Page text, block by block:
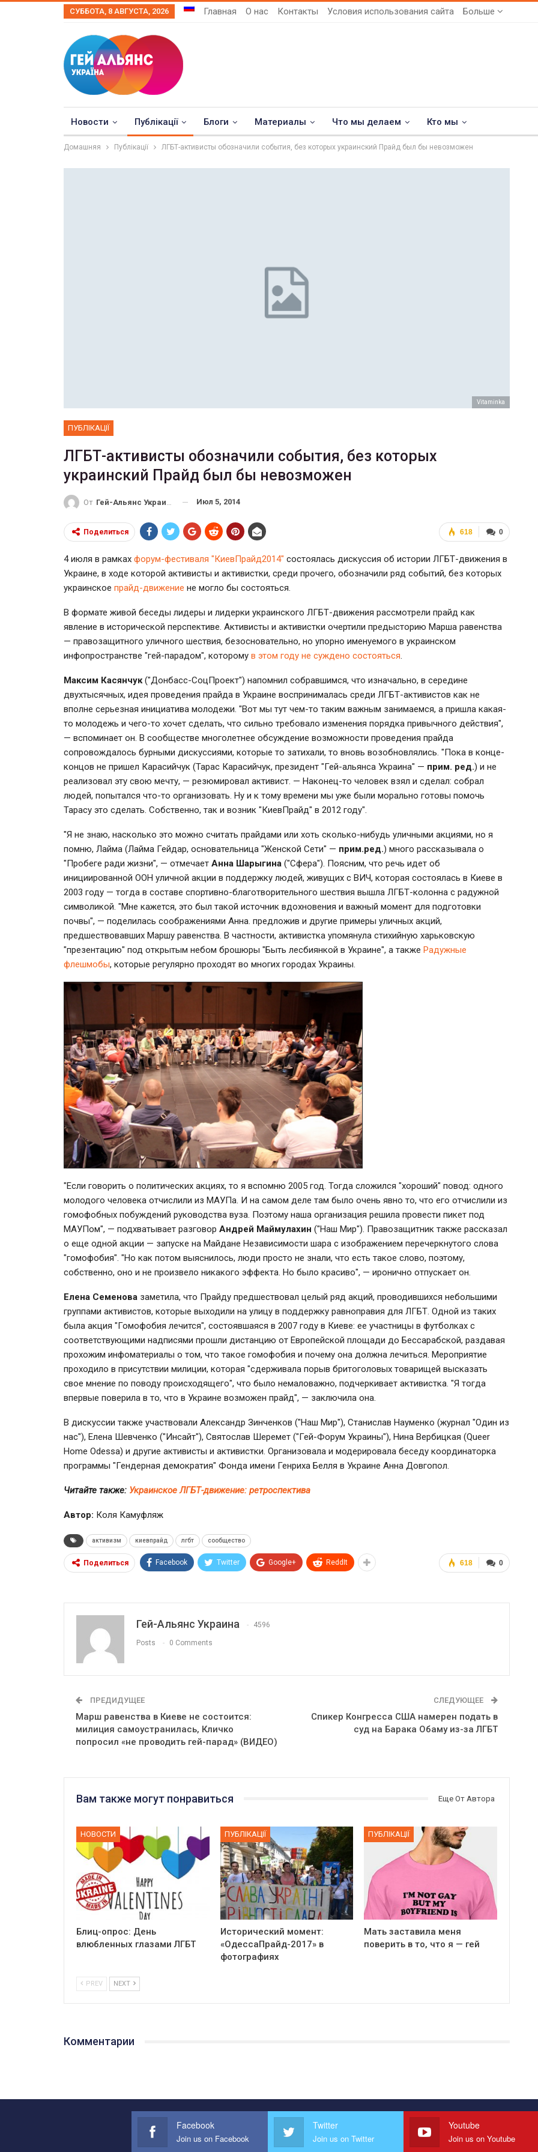
СУББОТА, 8 АВГУСТА, 2026 Главная О нас Контакты Условия использования сайта Больше
Новости Публікації Блоги Материалы Что мы делаем Кто мы
Домашняя Публікації ЛГБТ-активисты обозначили события, без которых украинский Прайд был бы невозможен
Vitaminka
ПУБЛІКАЦІЇ
ЛГБТ-активисты обозначили события, без которых
украинский Прайд был бы невозможен
От Гей-Альянс Украина Июл 5, 2014
0
618
Поделиться
4 июля в рамках форум-фестиваля "КиевПрайд2014" состоялась дискуссия об истории ЛГБТ-движения в
Украине, в ходе которой активисты и активистки, среди прочего, обозначили ряд событий, без которых
украинское прайд-движение не могло бы состояться.
В формате живой беседы лидеры и лидерки украинского ЛГБТ-движения рассмотрели прайд как
явление в исторической перспективе. Активисты и активистки очертили предысторию Марша равенства
— правозащитного уличного шествия, безосновательно, но упорно именуемого в украинском
инфопространстве "гей-парадом", которому в этом году не суждено состояться
Максим Касянчук ("Донбасс-СоцПроект") напомнил собравшимся, что изначально, в середине
двухтысячных, идея проведения прайда в Украине воспринималась среди ЛГБТ-активистов как не
вполне серьезная инициатива молодежи. "Вот мы тут чем-то таким важным занимаемся, а пришла какая-
то молодежь и чего-то хочет сделать, что сильно требовало изменения порядка привычного действия",
— вспоминает он. В сообществе многолетнее обсуждение возможности проведения прайда
сопровождалось бурными дискуссиями, которые то затихали, то вновь возобновлялись. "Пока в конце-
концов не пришел Карасийчук (Тарас Карасийчук, президент "Гей-альянса Украина" — прим. ред.) и не
реализовал эту свою мечту, — резюмировал активист. — Наконец-то человек взял и сделал: собрал
людей, попытался что-то организовать. Ну и к тому времени мы уже были морально готовы помочь
Тарасу это сделать. Собственно, так и возник "КиевПрайд" в 2012 году".
"Я не знаю, насколько это можно считать прайдами или хоть сколько-нибудь уличными акциями, но я
помню, Лайма (Лайма Гейдар, основательница "Женской Сети" — прим.ред.) много рассказывала о
"Пробеге ради жизни", — отмечает Анна Шарыгина ("Сфера"). Поясним, что речь идет об
инициированной ООН уличной акции в поддержку людей, живущих с ВИЧ, которая состоялась в Киеве в
2003 году — тогда в составе спортивно-благотворительного шествия вышла ЛГБТ-колонна с радужной
символикой. "Мне кажется, это был такой источник вдохновения и важный момент для подготовки
почвы", — поделилась соображениями Анна. предложив и другие примеры уличных акций,
предшествовавших Маршу равенства. В частности, активистка упомянула стихийную харьковскую
"презентацию" под открытым небом брошюры "Быть лесбиянкой в Украине", а также Радужные
флешмобы, которые регулярно проходят во многих городах Украины.
"Если говорить о политических акциях, то я вспомню 2005 год. Тогда сложился "хороший" повод: одного
молодого человека отчислили из МАУПа. И на самом деле там было очень явно то, что его отчислили из
гомофобных побуждений руководства вуза. Поэтому наша организация решила провести пикет под
МАУПом", — подхватывает разговор Андрей Маймулахин ("Наш Мир"). Правозащитник также рассказал
о еще одной акции — запуске на Майдане Независимости шара с изображением перечеркнутого слова
"гомофобия". "Но как потом выяснилось, люди просто не знали, что есть такое слово, поэтому,
собственно, оно и не произвело никакого эффекта. Но было красиво", — иронично отпускает он.
Елена Семенова заметила, что Прайду предшествовал целый ряд акций, проводившихся небольшими
группами активистов, которые выходили на улицу в поддержку равноправия для ЛГБТ. Одной из таких
была акция "Гомофобия лечится", состоявшаяся в 2007 году в Киеве: ее участницы в футболках с
соответствующими надписями прошли дистанцию от Европейской площади до Бессарабской, раздавая
прохожим инфоматериалы о том, что такое гомофобия и почему она должна лечиться. Мероприятие
проходило в присутствии милиции, которая "сдерживала порыв бритоголовых товарищей высказать
свое мнение по поводу происходящего", что было немаловажно, подчеркивает активистка. "Я тогда
впервые поверила в то, что в Украине возможен прайд", — заключила она.
В дискуссии также участвовали Александр Зинченков ("Наш Мир"), Станислав Науменко (журнал "Один из
нас"), Елена Шевченко ("Инсайт"), Святослав Шеремет ("Гей-Форум Украины"), Нина Вербицкая (Queer
Home Odessa) и другие активисты и активистки. Организовала и модерировала беседу координаторка
программы "Гендерная демократия" Фонда имени Генриха Белля в Украине Анна Довгопол.
Читайте также: Украинское ЛГБТ-движение: ретроспектива
Автор: Коля Камуфляж
активизм киевпрайд лгбт сообщество
0
618
Поделиться Facebook Twitter Google+ ReddIt
Гей-Альянс Украина 4596
Posts 0 Comments
ПРЕДИДУЩЕЕ
Марш равенства в Киеве не состоится:
милиция самоустранилась, Кличко
попросил «не проводить гей-парад» (ВИДЕО)
СЛЕДУЮЩЕЕ
Спикер Конгресса США намерен подать в
суд на Барака Обаму из-за ЛГБТ
Вам также могут понравиться Еще От Автора
НОВОСТИ
Блиц-опрос: День
влюбленных глазами ЛГБТ
ПУБЛІКАЦІЇ
Исторический момент:
«ОдессаПрайд-2017» в
фотографиях
ПУБЛІКАЦІЇ
Мать заставила меня
поверить в то, что я — гей
PREV NEXT
Комментарии
Facebook
Join us on Facebook
Twitter
Join us on Twitter
Youtube
Join us on Youtube